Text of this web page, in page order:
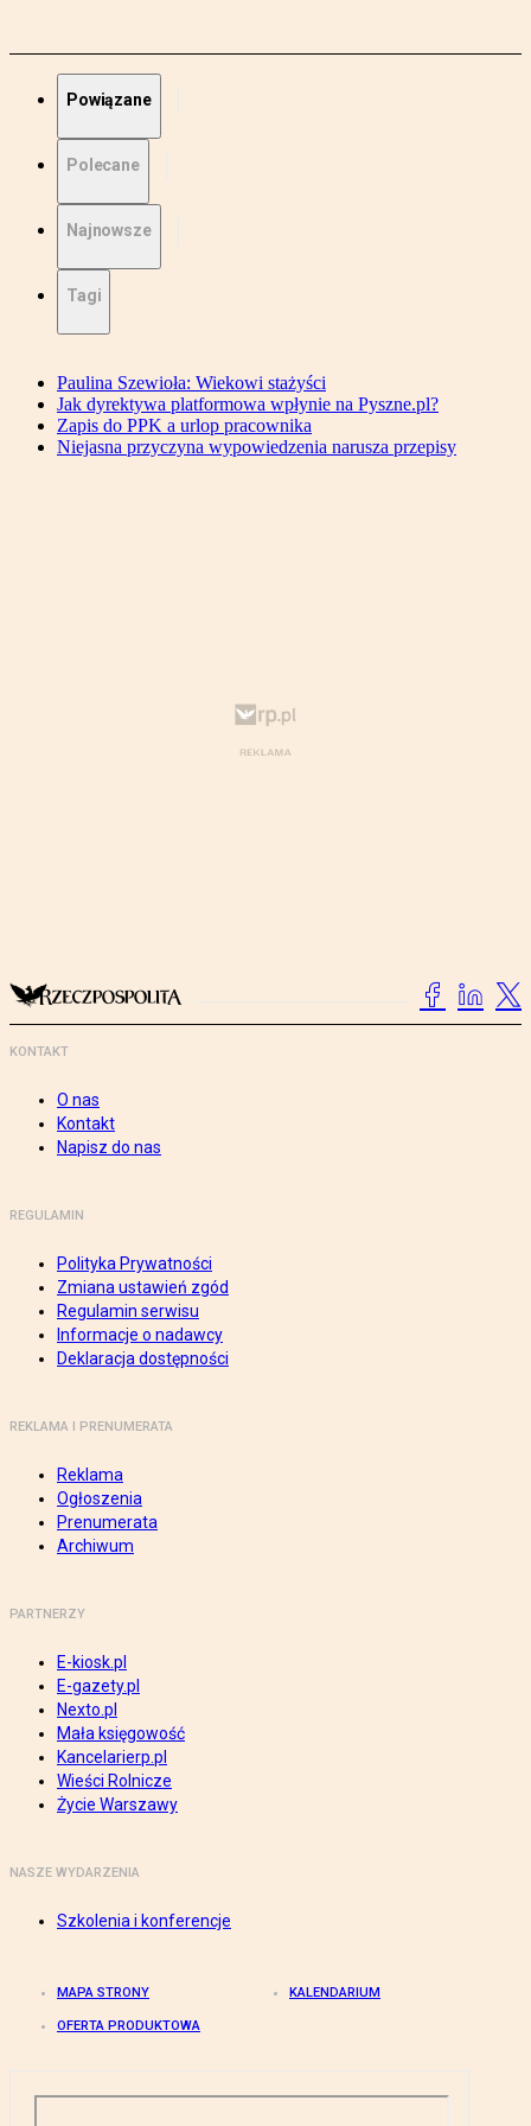
Powiązane
Polecane
Najnowsze
Tagi
Paulina Szewioła: Wiekowi stażyści
Jak dyrektywa platformowa wpłynie na Pyszne.pl?
Zapis do PPK a urlop pracownika
Niejasna przyczyna wypowiedzenia narusza przepisy
KONTAKT
O nas
Kontakt
Napisz do nas
REGULAMIN
Polityka Prywatności
Zmiana ustawień zgód
Regulamin serwisu
Informacje o nadawcy
Deklaracja dostępności
REKLAMA I PRENUMERATA
Reklama
Ogłoszenia
Prenumerata
Archiwum
PARTNERZY
E-kiosk.pl
E-gazety.pl
Nexto.pl
Mała księgowość
Kancelarierp.pl
Wieści Rolnicze
Życie Warszawy
NASZE WYDARZENIA
Szkolenia i konferencje
MAPA STRONY KALENDARIUM
OFERTA PRODUKTOWA